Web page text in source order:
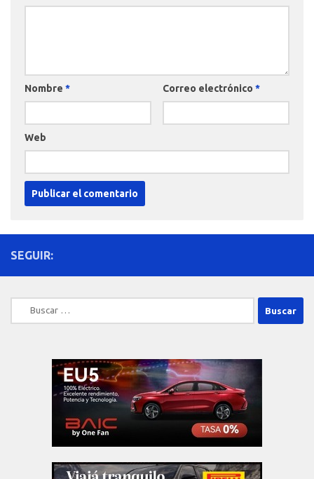
Nombre * Correo electrónico *
Web
SEGUIR:
Buscar: